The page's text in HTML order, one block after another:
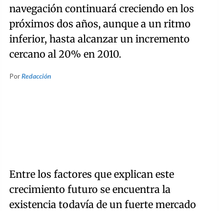
navegación continuará creciendo en los
próximos dos años, aunque a un ritmo
inferior, hasta alcanzar un incremento
cercano al 20% en 2010.
PorRedacción
Entre los factores que explican este
crecimiento futuro se encuentra la
existencia todavía de un fuerte mercado